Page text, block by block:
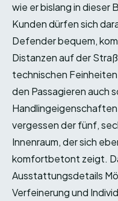
wie er bislang in dieser
Kunden dürfen sich
Defender bequem,
Distanzen auf der
technischen
den Passagieren auch
vergessen der fünf,
Innenraum, der sich
komfortbetont zeigt.
Ausstattungsdetails
Verfeinerung und